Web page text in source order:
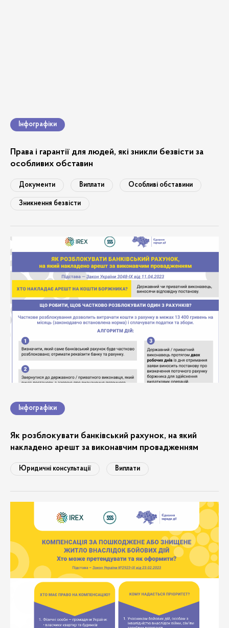
Інфографіки
Права і гарантії для людей, які зникли безвісти за
особливих обставин
Документи Виплати Особливі обставини
Зникнення безвісти
Інфографіки
Як розблокувати банківський рахунок, на який
накладено арешт за виконавчим провадженням
Юридичні консультації Виплати